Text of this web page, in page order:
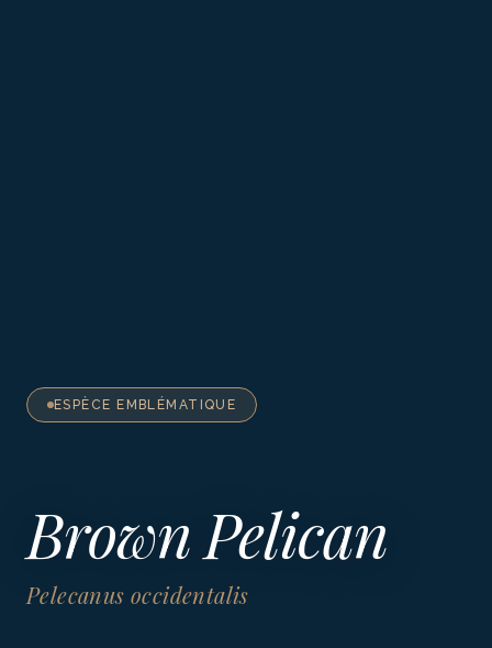
ESPÈCE EMBLÉMATIQUE
Brown Pelican
Pelecanus occidentalis